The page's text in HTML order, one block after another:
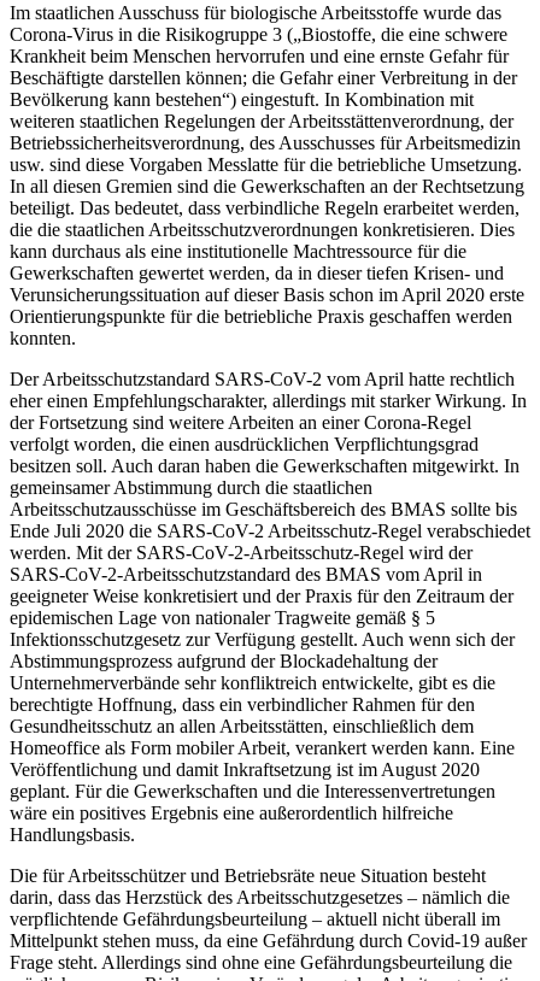
Im staatlichen Ausschuss für biologische Arbeitsstoffe wurde das
Corona-Virus in die Risikogruppe 3 („Biostoffe, die eine schwere
Krankheit beim Menschen hervorrufen und eine ernste Gefahr für
Beschäftigte darstellen können; die Gefahr einer Verbreitung in der
Bevölkerung kann bestehen“) eingestuft. In Kombination mit
weiteren staatlichen Regelungen der Arbeitsstättenverordnung, der
Betriebssicherheitsverordnung, des Ausschusses für Arbeitsmedizin
usw. sind diese Vorgaben Messlatte für die betriebliche Umsetzung.
In all diesen Gremien sind die Gewerkschaften an der Rechtsetzung
beteiligt. Das bedeutet, dass verbindliche Regeln erarbeitet werden,
die die staatlichen Arbeitsschutzverordnungen konkretisieren. Dies
kann durchaus als eine institutionelle Machtressource für die
Gewerkschaften gewertet werden, da in dieser tiefen Krisen- und
Verunsicherungssituation auf dieser Basis schon im April 2020 erste
Orientierungspunkte für die betriebliche Praxis geschaffen werden
konnten.
Der Arbeitsschutzstandard SARS-CoV-2 vom April hatte rechtlich
eher einen Empfehlungscharakter, allerdings mit starker Wirkung. In
der Fortsetzung sind weitere Arbeiten an einer Corona-Regel
verfolgt worden, die einen ausdrücklichen Verpflichtungsgrad
besitzen soll. Auch daran haben die Gewerkschaften mitgewirkt. In
gemeinsamer Abstimmung durch die staatlichen
Arbeitsschutzausschüsse im Geschäftsbereich des BMAS sollte bis
Ende Juli 2020 die SARS-CoV-2 Arbeitsschutz-Regel verabschiedet
werden. Mit der SARS-CoV-2-Arbeitsschutz-Regel wird der
SARS-CoV-2-Arbeitsschutzstandard des BMAS vom April in
geeigneter Weise konkretisiert und der Praxis für den Zeitraum der
epidemischen Lage von nationaler Tragweite gemäß § 5
Infektionsschutzgesetz zur Verfügung gestellt. Auch wenn sich der
Abstimmungsprozess aufgrund der Blockadehaltung der
Unternehmerverbände sehr konfliktreich entwickelte, gibt es die
berechtigte Hoffnung, dass ein verbindlicher Rahmen für den
Gesundheitsschutz an allen Arbeitsstätten, einschließlich dem
Homeoffice als Form mobiler Arbeit, verankert werden kann. Eine
Veröffentlichung und damit Inkraftsetzung ist im August 2020
geplant. Für die Gewerkschaften und die Interessenvertretungen
wäre ein positives Ergebnis eine außerordentlich hilfreiche
Handlungsbasis.
Die für Arbeitsschützer und Betriebsräte neue Situation besteht
darin, dass das Herzstück des Arbeitsschutzgesetzes – nämlich die
verpflichtende Gefährdungsbeurteilung – aktuell nicht überall im
Mittelpunkt stehen muss, da eine Gefährdung durch Covid-19 außer
Frage steht. Allerdings sind ohne eine Gefährdungsbeurteilung die